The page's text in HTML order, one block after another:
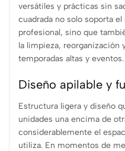
versátiles y prácticas sin
cuadrada no solo soporta
profesional, sino que
la limpieza, reorganización
temporadas altas y eventos.
Diseño apilable y
Estructura ligera y diseño
unidades una encima de
considerablemente el
utiliza. En momentos de